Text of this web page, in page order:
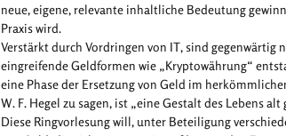
neue, eigene, relevante inhaltliche Bedeutung
Praxis wird.
Verstärkt durch Vordringen von IT, sind gegenwärtig
eingreifende Geldformen wie „Kryptowährung“
eine Phase der Ersetzung von Geld im
W. F. Hegel zu sagen, ist „eine Gestalt des Lebens alt
Diese Ringvorlesung will, unter Beteiligung